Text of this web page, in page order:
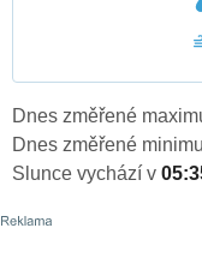
Dnes změřené
Dnes změřené
Slunce vychází v